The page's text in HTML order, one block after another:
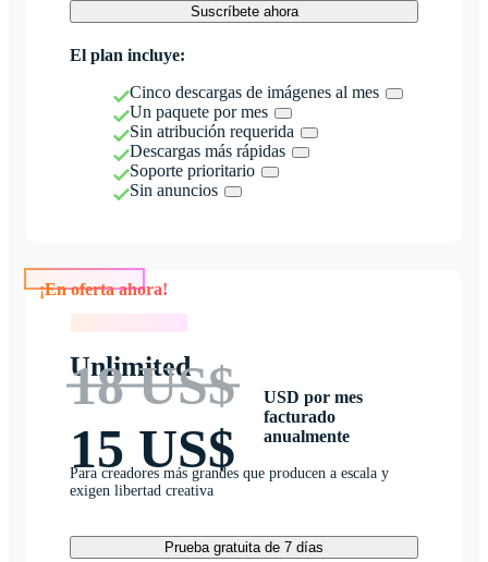
Suscríbete ahora
El plan incluye:
Cinco descargas de imágenes al mes
Un paquete por mes
Sin atribución requerida
Descargas más rápidas
Soporte prioritario
Sin anuncios
Unlimited
18 US$
15 US$
USD por mes
facturado
anualmente
Para creadores más grandes que producen a escala y
exigen libertad creativa
Prueba gratuita de 7 días